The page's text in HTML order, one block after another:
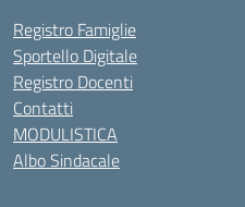
Registro Famiglie
Sportello Digitale
Registro Docenti
Contatti
MODULISTICA
Albo Sindacale